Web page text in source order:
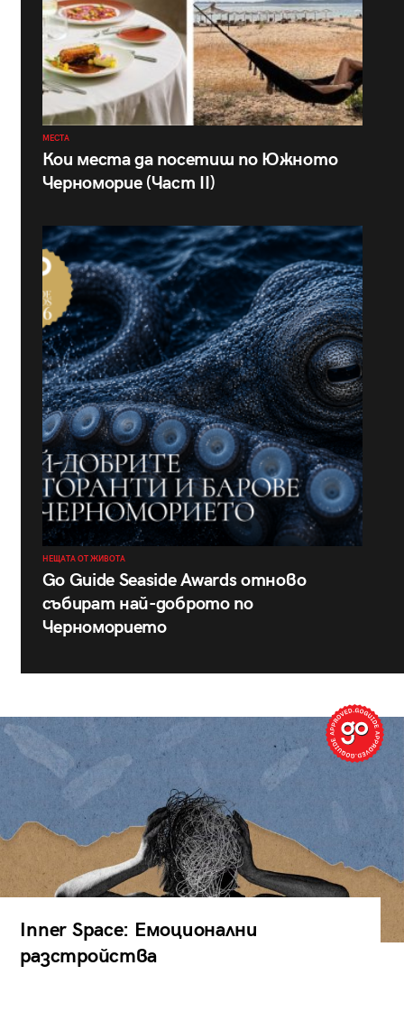
МЕСТА
Кои места да посетиш по Южното
Черноморие (Част II)
НЕЩАТА ОТ ЖИВОТА
Go Guide Seaside Awards отново
събират най-доброто по
Черноморието
Inner Space: Емоционални
разстройства